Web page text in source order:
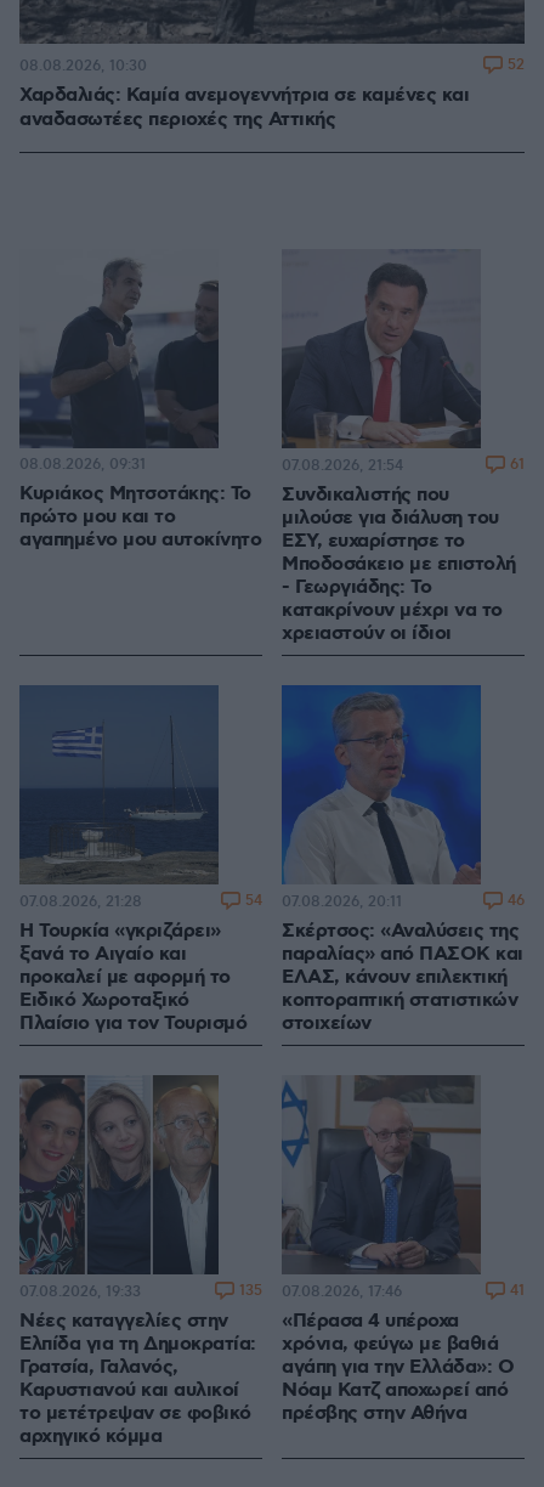
Χαρδαλιάς: Καμία ανεμογεννήτρια σε καμένες και
αναδασωτέες περιοχές της Αττικής
08.08.2026, 10:30 52
Κυριάκος Μητσοτάκης: Το
πρώτο μου και το
αγαπημένο μου αυτοκίνητο
08.08.2026, 09:31
Συνδικαλιστής που
μιλούσε για διάλυση του
ΕΣΥ, ευχαρίστησε το
Μποδοσάκειο με επιστολή
- Γεωργιάδης: Το
κατακρίνουν μέχρι να το
χρειαστούν οι ίδιοι
07.08.2026, 21:54 61
Η Τουρκία «γκριζάρει»
ξανά το Αιγαίο και
προκαλεί με αφορμή το
Ειδικό Χωροταξικό
Πλαίσιο για τον Τουρισμό
07.08.2026, 21:28 54
Σκέρτσος: «Αναλύσεις της
παραλίας» από ΠΑΣΟΚ και
ΕΛΑΣ, κάνουν επιλεκτική
κοπτοραπτική στατιστικών
στοιχείων
07.08.2026, 20:11 46
Νέες καταγγελίες στην
Ελπίδα για τη Δημοκρατία:
Γρατσία, Γαλανός,
Καρυστιανού και αυλικοί
το μετέτρεψαν σε φοβικό
αρχηγικό κόμμα
07.08.2026, 19:33 135
«Πέρασα 4 υπέροχα
χρόνια, φεύγω με βαθιά
αγάπη για την Ελλάδα»: Ο
Νόαμ Κατζ αποχωρεί από
πρέσβης στην Αθήνα
07.08.2026, 17:46 41